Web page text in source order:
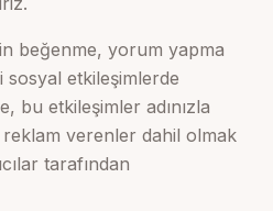
beğenme, yorum yapma
sosyal etkileşimlerde
bu etkileşimler adınızla
verenler dahil olmak
tarafından